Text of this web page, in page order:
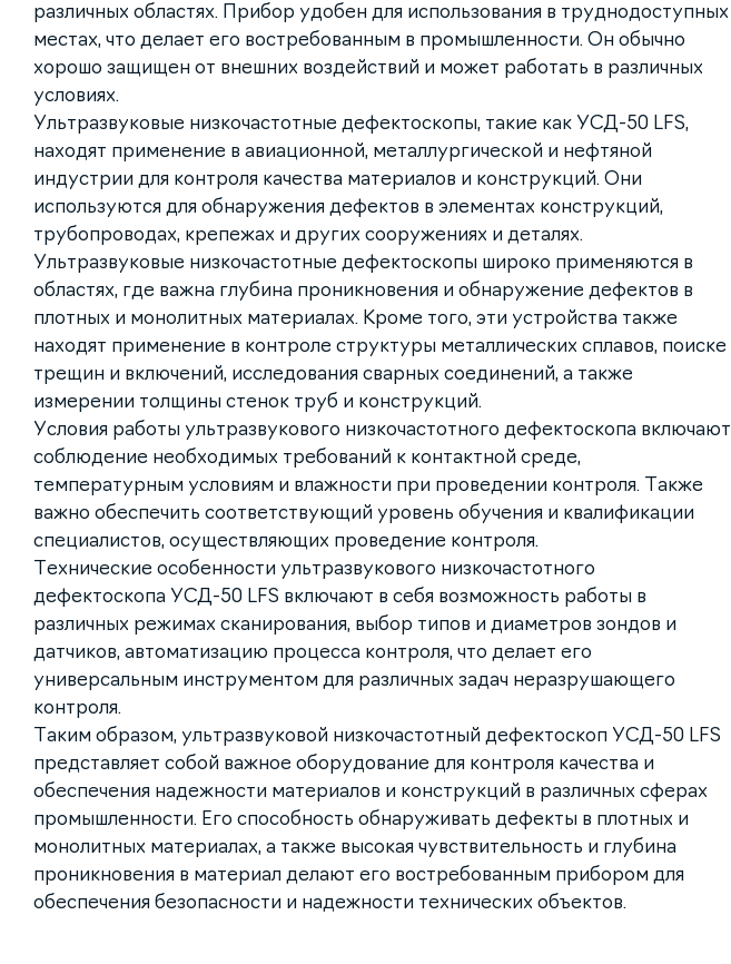
различных областях. Прибор удобен для использования в труднодоступных
местах, что делает его востребованным в промышленности. Он обычно
хорошо защищен от внешних воздействий и может работать в различных
условиях.
Ультразвуковые низкочастотные дефектоскопы, такие как УСД-50 LFS,
находят применение в авиационной, металлургической и нефтяной
индустрии для контроля качества материалов и конструкций. Они
используются для обнаружения дефектов в элементах конструкций,
трубопроводах, крепежах и других сооружениях и деталях.
Ультразвуковые низкочастотные дефектоскопы широко применяются в
областях, где важна глубина проникновения и обнаружение дефектов в
плотных и монолитных материалах. Кроме того, эти устройства также
находят применение в контроле структуры металлических сплавов, поиске
трещин и включений, исследования сварных соединений, а также
измерении толщины стенок труб и конструкций.
Условия работы ультразвукового низкочастотного дефектоскопа включают
соблюдение необходимых требований к контактной среде,
температурным условиям и влажности при проведении контроля. Также
важно обеспечить соответствующий уровень обучения и квалификации
специалистов, осуществляющих проведение контроля.
Технические особенности ультразвукового низкочастотного
дефектоскопа УСД-50 LFS включают в себя возможность работы в
различных режимах сканирования, выбор типов и диаметров зондов и
датчиков, автоматизацию процесса контроля, что делает его
универсальным инструментом для различных задач неразрушающего
контроля.
Таким образом, ультразвуковой низкочастотный дефектоскоп УСД-50 LFS
представляет собой важное оборудование для контроля качества и
обеспечения надежности материалов и конструкций в различных сферах
промышленности. Его способность обнаруживать дефекты в плотных и
монолитных материалах, а также высокая чувствительность и глубина
проникновения в материал делают его востребованным прибором для
обеспечения безопасности и надежности технических объектов.